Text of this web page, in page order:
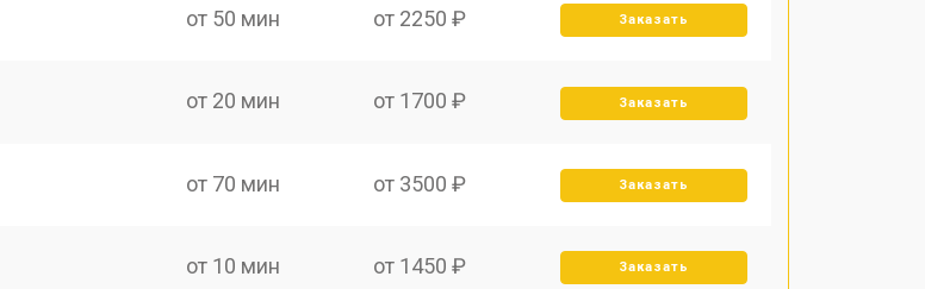
от 50 мин от 2250 ₽ Заказать
от 20 мин от 1700 ₽ Заказать
от 70 мин от 3500 ₽ Заказать
от 10 мин от 1450 ₽ Заказать